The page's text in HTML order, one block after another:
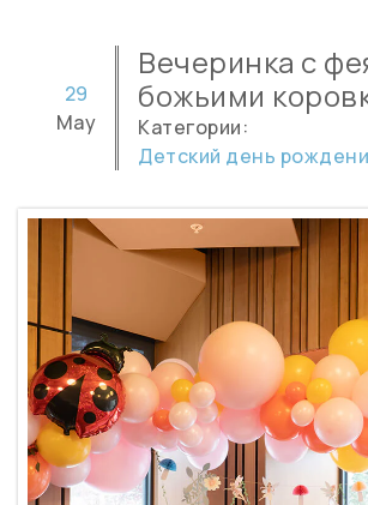
Вечеринка с
божьими
29
May
Категории:
Детский день